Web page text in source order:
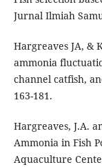
Jurnal Ilmiah
Hargreaves JA, &
ammonia
channel catfish,
163-181.
Hargreaves, J.A.
Ammonia in Fish
Aquaculture